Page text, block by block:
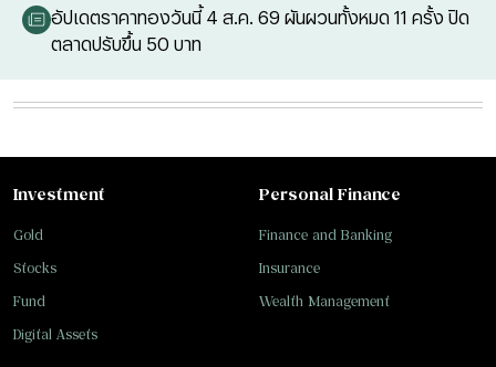
อัปเดตราคาทองวันนี้ 4 ส.ค. 69 ผันผวนทั้งหมด 11 ครั้ง ปิด
ตลาดปรับขึ้น 50 บาท
Investment
Gold
Stocks
Fund
Digital Assets
Personal Finance
Finance and Banking
Insurance
Wealth Management